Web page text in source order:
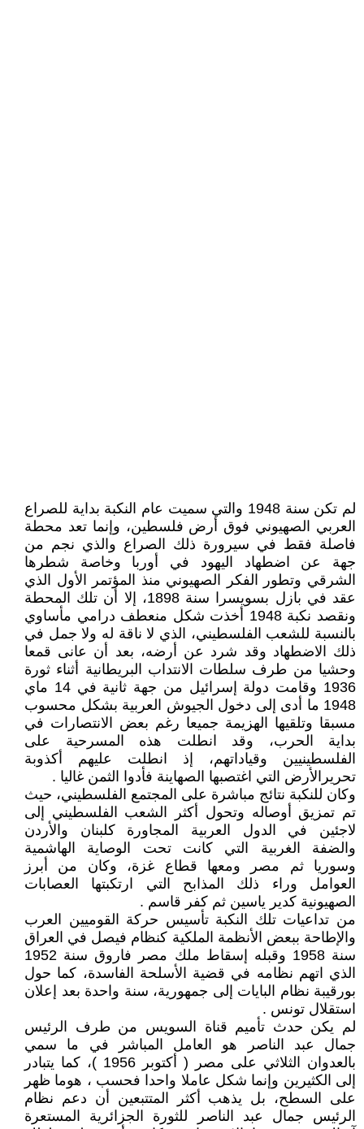
لم تكن سنة 1948 والتي سميت عام النكبة بداية للصراع
العربي الصهيوني فوق أرض فلسطين، وإنما تعد محطة
فاصلة فقط في سيرورة ذلك الصراع والذي نجم من
جهة عن اضطهاد اليهود في أوربا وخاصة شطرها
الشرقي وتطور الفكر الصهيوني منذ المؤتمر الأول الذي
عقد في بازل بسويسرا سنة 1898، إلا أن تلك المحطة
ونقصد نكبة 1948 أخذت شكل منعطف درامي مأساوي
بالنسبة للشعب الفلسطيني، الذي لا ناقة له ولا جمل في
ذلك الاضطهاد وقد شرد عن أرضه، بعد أن عانى قمعا
وحشيا من طرف سلطات الانتداب البريطانية أثناء ثورة
1936 وقامت دولة إسرائيل من جهة ثانية في 14 ماي
1948 ما أدى إلى دخول الجيوش العربية بشكل محسوب
مسبقا وتلقيها الهزيمة جميعا رغم بعض الانتصارات في
بداية الحرب، وقد انطلت هذه المسرحية على
الفلسطينيين وقياداتهم، إذ انطلت عليهم أكذوبة
تحريرالأرض التي اغتصبها الصهاينة فأدوا الثمن غاليا .
وكان للنكبة نتائج مباشرة على المجتمع الفلسطيني، حيث
تم تمزيق أوصاله وتحول أكثر الشعب الفلسطيني إلى
لاجئين في الدول العربية المجاورة كلبنان والأردن
والضفة الغربية التي كانت تحت الوصاية الهاشمية
وسوريا ثم مصر ومعها قطاع غزة، وكان من أبرز
العوامل وراء ذلك المذابح التي ارتكبتها العصابات
الصهيونية كدير ياسين ثم كفر قاسم .
من تداعيات تلك النكبة تأسيس حركة القوميين العرب
والإطاحة ببعض الأنظمة الملكية كنظام فيصل في العراق
سنة 1958 وقبله إسقاط ملك مصر فاروق سنة 1952
الذي اتهم نظامه في قضية الأسلحة الفاسدة، كما حول
بورقيبة نظام البايات إلى جمهورية، سنة واحدة بعد إعلان
استقلال تونس .
لم يكن حدث تأميم قناة السويس من طرف الرئيس
جمال عبد الناصر هو العامل المباشر في ما سمي
بالعدوان الثلاثي على مصر ( أكتوبر 1956 )، كما يتبادر
إلى الكثيرين وإنما شكل عاملا واحدا فحسب ، هوما ظهر
على السطح، بل يذهب أكثر المتتبعين أن دعم نظام
الرئيس جمال عبد الناصر للثورة الجزائرية المستعرة